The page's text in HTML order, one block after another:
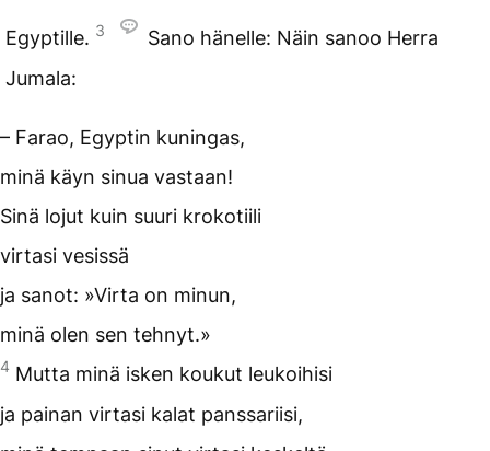
Egyptille. 3
Sano hänelle: Näin sanoo Herra
Jumala:
– Farao, Egyptin kuningas,
minä käyn sinua vastaan!
Sinä lojut kuin suuri krokotiili
virtasi vesissä
ja sanot: »Virta on minun,
minä olen sen tehnyt.»
4 Mutta minä isken koukut leukoihisi
ja painan virtasi kalat panssariisi,